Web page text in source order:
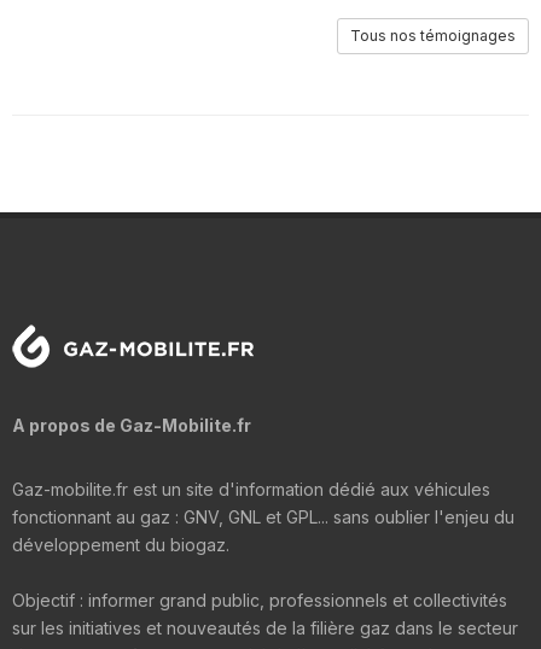
Tous nos témoignages
A propos de Gaz-Mobilite.fr
Gaz-mobilite.fr est un site d'information dédié aux véhicules
fonctionnant au gaz : GNV, GNL et GPL... sans oublier l'enjeu du
développement du biogaz.
Objectif : informer grand public, professionnels et collectivités
sur les initiatives et nouveautés de la filière gaz dans le secteur